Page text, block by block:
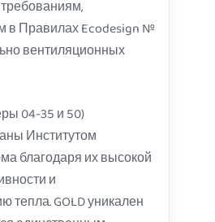
в Правилах Ecodesign №
вентиляционных
04-35 и 50)
Институтом
благодаря их высокой
и
тепла. GOLD уникален